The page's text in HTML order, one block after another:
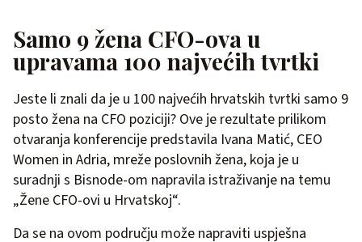
Samo 9 žena CFO-ova u
upravama 100 najvećih tvrtki
Jeste li znali da je u 100 najvećih hrvatskih tvrtki samo 9
posto žena na CFO poziciji? Ove je rezultate prilikom
otvaranja konferencije predstavila Ivana Matić, CEO
Women in Adria, mreže poslovnih žena, koja je u
suradnji s Bisnode-om napravila istraživanje na temu
„Žene CFO-ovi u Hrvatskoj“.
Da se na ovom području može napraviti uspješna